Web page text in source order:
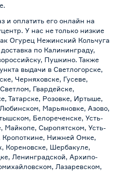
.
и оплатить его онлайн на
У нас не только низкие
Огурец Нежинский Кольчуга
по Калининграду,
Пушкино. Также
выдачи в Светлогорске,
Черняховске, Гусеве,
Гвардейске,
Татарске, Розовке, Иртыше,
Марьяновке, Азово,
Белореченске, Усть-
Майкопе, Сыропятском, Усть-
Кропоткине, Нижней Омке,
Кореновске, Шербакуле,
Ленинградской, Архипо-
Лазаревском,